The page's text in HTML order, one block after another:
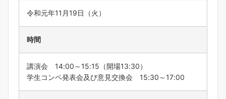
令和元年11月19日（火）
時間
講演会 14:00～15:15（開場13:30）
学生コンペ発表会及び意見交換会 15:30～17:00